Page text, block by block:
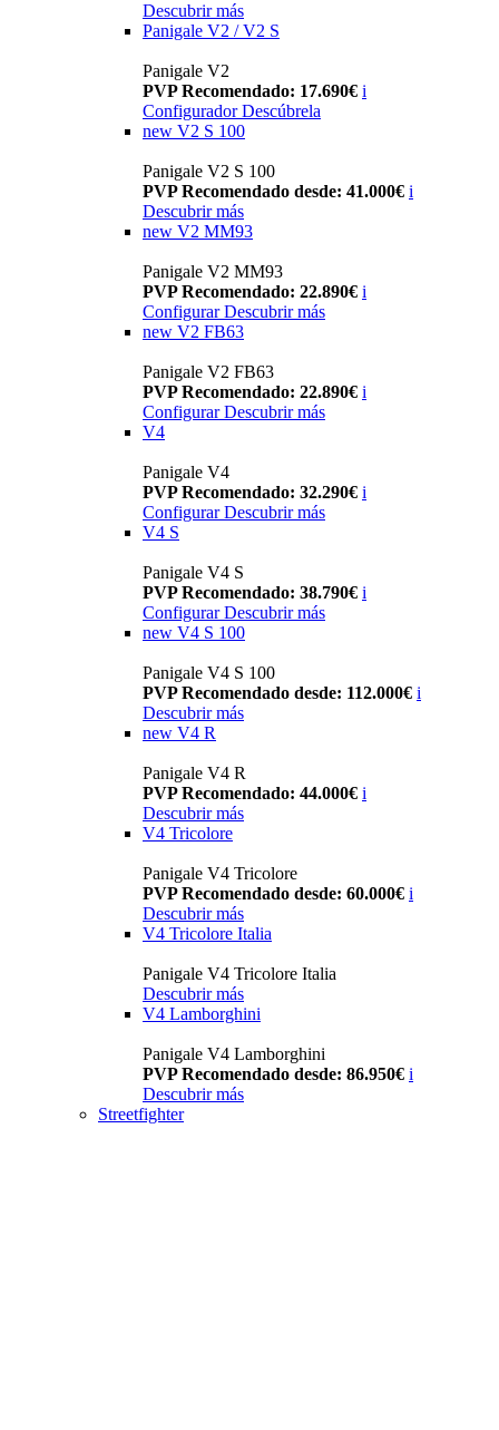
Descubrir más
Panigale V2 / V2 S
Panigale V2
PVP Recomendado: 17.690€ i
Configurador Descúbrela
new V2 S 100
Panigale V2 S 100
PVP Recomendado desde: 41.000€ i
Descubrir más
new V2 MM93
Panigale V2 MM93
PVP Recomendado: 22.890€ i
Configurar Descubrir más
new V2 FB63
Panigale V2 FB63
PVP Recomendado: 22.890€ i
Configurar Descubrir más
V4
Panigale V4
PVP Recomendado: 32.290€ i
Configurar Descubrir más
V4 S
Panigale V4 S
PVP Recomendado: 38.790€ i
Configurar Descubrir más
new V4 S 100
Panigale V4 S 100
PVP Recomendado desde: 112.000€ i
Descubrir más
new V4 R
Panigale V4 R
PVP Recomendado: 44.000€ i
Descubrir más
V4 Tricolore
Panigale V4 Tricolore
PVP Recomendado desde: 60.000€ i
Descubrir más
V4 Tricolore Italia
Panigale V4 Tricolore Italia
Descubrir más
V4 Lamborghini
Panigale V4 Lamborghini
PVP Recomendado desde: 86.950€ i
Descubrir más
Streetfighter